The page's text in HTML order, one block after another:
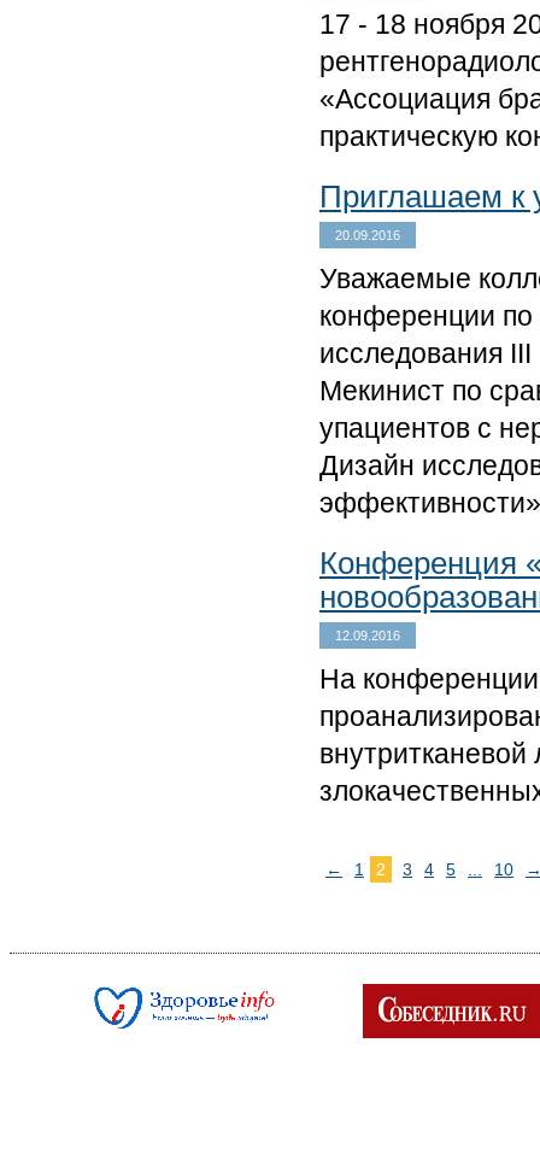
17 - 18 ноября
«Ассоциация
практическую
Приглашаем к
20.09.2016
Уважаемые
конференции
исследования
Мекинист по
упациентов с
Дизайн
Конференция
12.09.2016
На
← 1 2 3 4 5 10